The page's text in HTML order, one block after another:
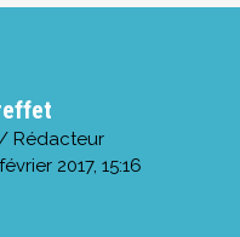
Rédacteur
2017, 15:16